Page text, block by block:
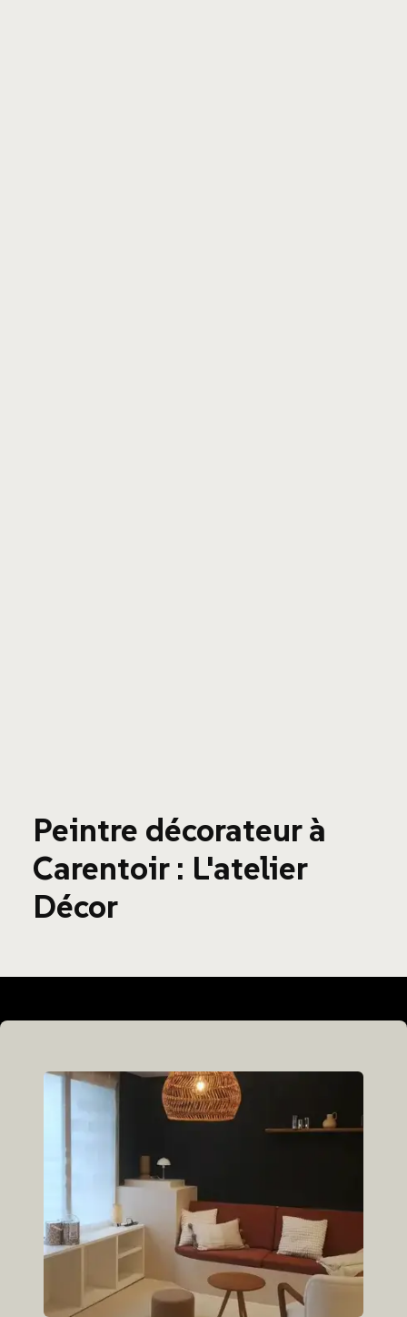
Peintre décorateur à
Carentoir : L'atelier
Décor